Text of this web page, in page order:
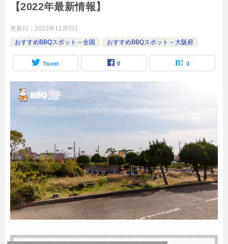
【2022年最新情報】
更新日： 2022年11月5日
おすすめBBQスポット – 全国
おすすめBBQスポット – 大阪府
Tweet 0 0